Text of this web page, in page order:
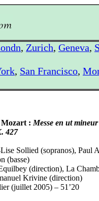
, Zurich, Geneva,
, San Francisco,
Mozart : Messe en ut mineur
427
Sollied (sopranos), Paul
(basse)
(direction), La
Krivine (direction)
(juillet 2005) – 51’20